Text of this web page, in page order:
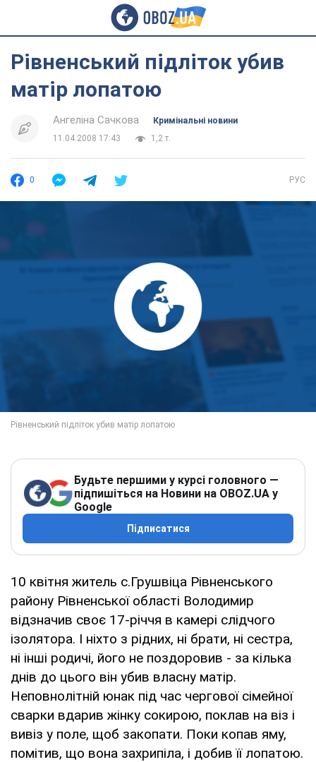
Рівненський підліток убив
матір лопатою
Ангеліна Сачкова
Кримінальні новини
11.04.2008 17:43
1,2 т.
0 РУС
Будьте першими у курсі головного —
підпишіться на Новини на OBOZ.UA у
Google
Підписатися
10 квітня житель с.Грушвіца Рівненського
району Рівненської області Володимир
відзначив своє 17-річчя в камері слідчого
ізолятора. І ніхто з рідних, ні брати, ні сестра,
ні інші родичі, його не поздоровив - за кілька
днів до цього він убив власну матір.
Неповнолітній юнак під час чергової сімейної
сварки вдарив жінку сокирою, поклав на віз і
вивіз у поле, щоб закопати. Поки копав яму,
помітив, що вона захрипіла, і добив її лопатою.